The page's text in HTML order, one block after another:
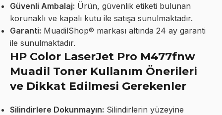
Güvenli Ambalaj: Ürün, güvenlik etiketi bulunan
korunaklı ve kapalı kutu ile satışa sunulmaktadır.
Garanti: MuadilShop® markası altında 24 ay garanti
ile sunulmaktadır.
HP Color LaserJet Pro M477fnw
Muadil Toner Kullanım Önerileri
ve Dikkat Edilmesi Gerekenler
Silindirlere Dokunmayın: Silindirlerin yüzeyine